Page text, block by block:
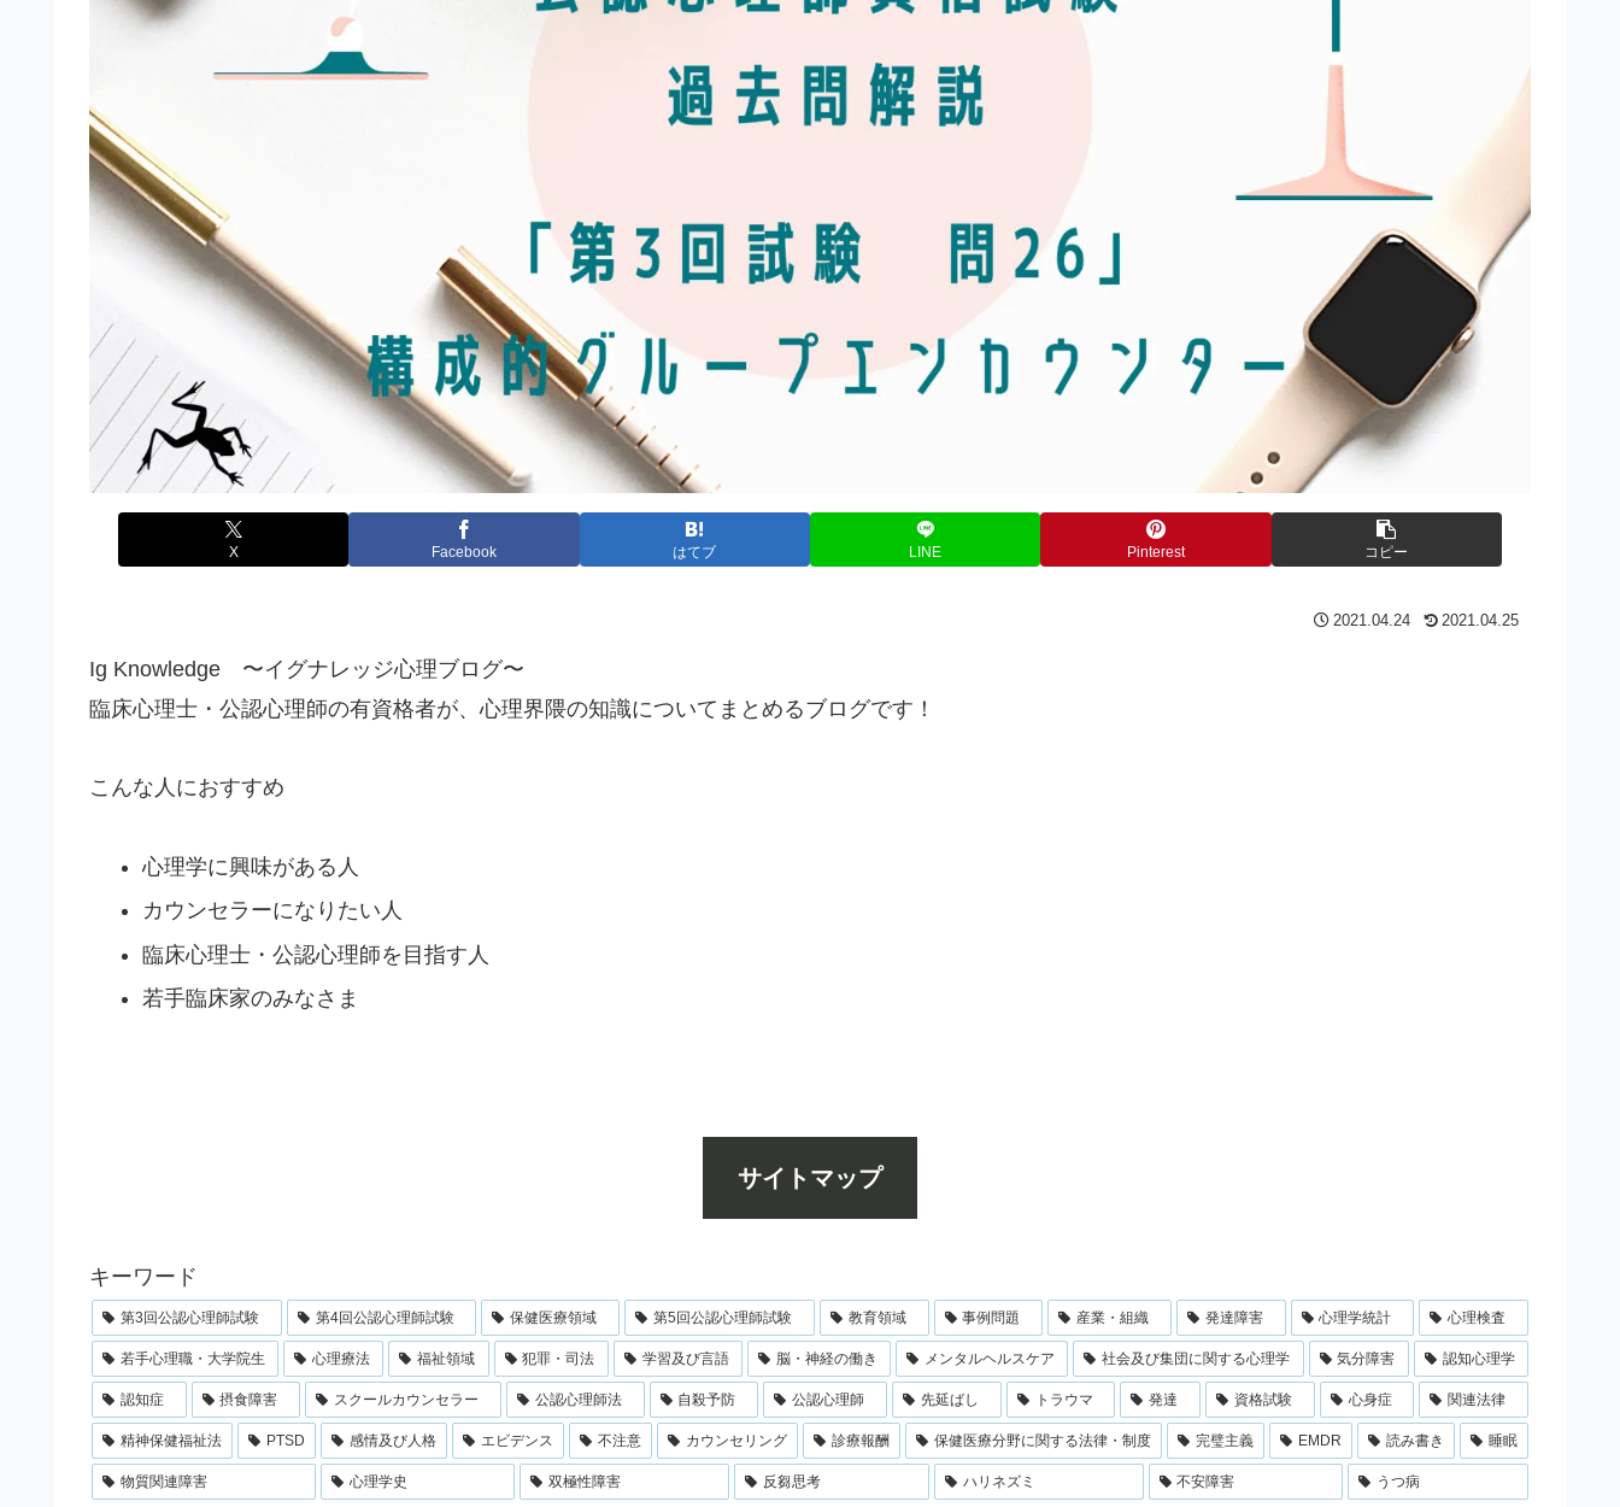
X Facebook はてブ LINE Pinterest コピー
2021.04.24 2021.04.25
Ig Knowledge 〜イグナレッジ心理ブログ〜
臨床心理士・公認心理師の有資格者が、心理界隈の知識についてまとめるブログです！
こんな人におすすめ
心理学に興味がある人
カウンセラーになりたい人
臨床心理士・公認心理師を目指す人
若手臨床家のみなさま
サイトマップ
キーワード
第3回公認心理師試験 第4回公認心理師試験 保健医療領域 第5回公認心理師試験 教育領域 事例問題 産業・組織 発達障害 心理学統計 心理検査
若手心理職・大学院生 心理療法 福祉領域 犯罪・司法 学習及び言語 脳・神経の働き メンタルヘルスケア 社会及び集団に関する心理学 気分障害 認知心理学
認知症 摂食障害 スクールカウンセラー 公認心理師法 自殺予防 公認心理師 先延ばし トラウマ 発達 資格試験 心身症 関連法律
精神保健福祉法 PTSD 感情及び人格 エビデンス 不注意 カウンセリング 診療報酬 保健医療分野に関する法律・制度 完璧主義 EMDR 読み書き 睡眠
物質関連障害 心理学史 双極性障害 反芻思考 ハリネズミ 不安障害 うつ病